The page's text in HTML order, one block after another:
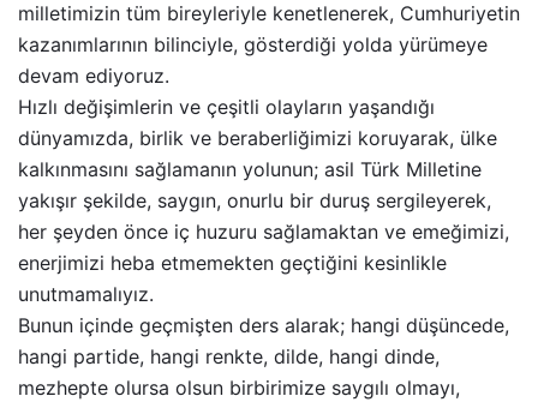
milletimizin tüm bireyleriyle kenetlenerek, Cumhuriyetin
kazanımlarının bilinciyle, gösterdiği yolda yürümeye
devam ediyoruz.
Hızlı değişimlerin ve çeşitli olayların yaşandığı
dünyamızda, birlik ve beraberliğimizi koruyarak, ülke
kalkınmasını sağlamanın yolunun; asil Türk Milletine
yakışır şekilde, saygın, onurlu bir duruş sergileyerek,
her şeyden önce iç huzuru sağlamaktan ve emeğimizi,
enerjimizi heba etmemekten geçtiğini kesinlikle
unutmamalıyız.
Bunun içinde geçmişten ders alarak; hangi düşüncede,
hangi partide, hangi renkte, dilde, hangi dinde,
mezhepte olursa olsun birbirimize saygılı olmayı,